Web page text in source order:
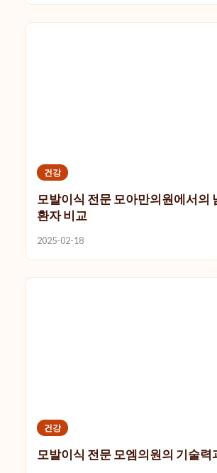
건강
모발이식 전문 모아만의원에서의
환자 비교
2025-02-18
건강
모발이식 전문 모엠의원의 기술력